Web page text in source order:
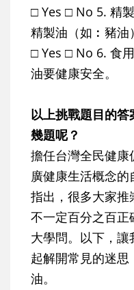
□ Yes □ No 5. 精
精製油（如︰豬油
□ Yes □ No 6. 食
油要健康安全。
以上挑戰題目的
幾題呢？
擔任台灣全民健康
廣健康生活概念
指出，很多大家
不一定百分之百正
大學問。以下，
起解開常見的迷
油。